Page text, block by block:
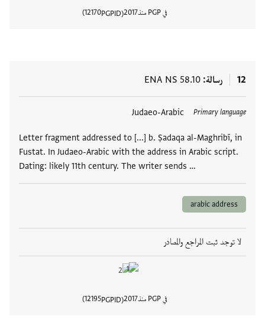
في PGP منذ 2017
PGPID
12170
12 رسالة ENA NS 58.10
Primary language
Judaeo-Arabic
Letter fragment addressed to [...] b. Ṣadaqa al-Maghribī, in
Fustat. In Judaeo-Arabic with the address in Arabic script.
Dating: likely 11th century. The writer sends …
العلامات
arabic address
لا توجد ثبت المراجع والمصادر
في PGP منذ 2017
PGPID
12195